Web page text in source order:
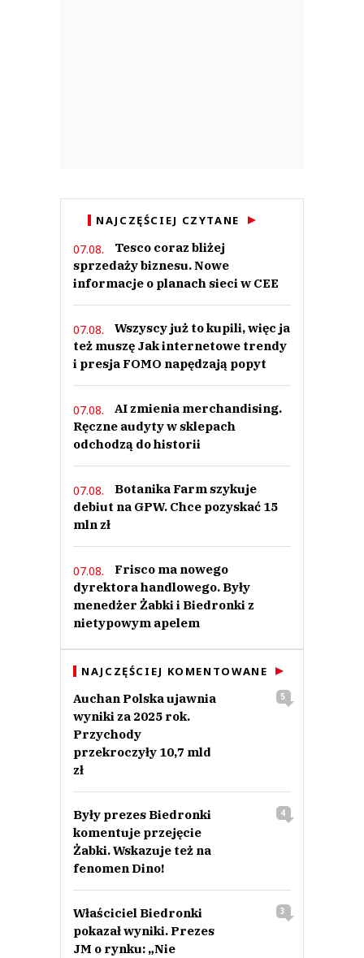
31.05.2021 / 11:12
This comment was minimized by the moderator on the site
Czy Kaufland zagląda im do niedzielnej tacy?
Ada
0
Holt
This comment was minimized by the moderator on the site
a ktoś pytał ?
0
30.05.2021 / 19:03
This comment was minimized by the moderator on the site
Żeby był tak do przodu w sprawie pedofili w kościele.
0
Nie znaleziono komentarzy
Zostaw swoje komentarze
Imię (Wymagane)
Anuluj
NAJCZĘŚCIEJ CZYTANE
07.08.
Tesco coraz bliżej
sprzedaży biznesu. Nowe
informacje o planach sieci w CEE
07.08.
Wszyscy już to kupili, więc ja
też muszę Jak internetowe trendy
i presja FOMO napędzają popyt
07.08.
AI zmienia merchandising.
Ręczne audyty w sklepach
odchodzą do historii
07.08.
Botanika Farm szykuje
debiut na GPW. Chce pozyskać 15
mln zł
07.08.
Frisco ma nowego
dyrektora handlowego. Były
menedżer Żabki i Biedronki z
nietypowym apelem
NAJCZĘŚCIEJ KOMENTOWANE
Auchan Polska ujawnia
wyniki za 2025 rok.
Przychody
przekroczyły 10,7 mld
zł
5
Były prezes Biedronki
komentuje przejęcie
Żabki. Wskazuje też na
fenomen Dino!
4
Właściciel Biedronki
pokazał wyniki. Prezes
JM o rynku: „Nie
3